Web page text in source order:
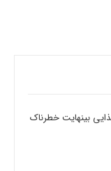
حد این 8 ماده غذایی بینهایت خطرناک